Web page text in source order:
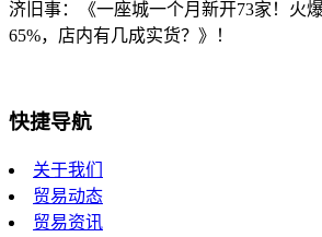
济旧事：《一座城一个月新开73家！火
65%，店内有几成实货？》！
快捷导航
关于我们
贸易动态
贸易资讯